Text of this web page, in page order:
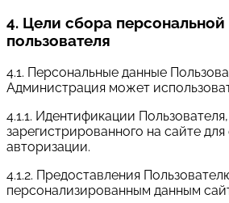
4. Цели сбора
пользователя
4.1. Персональные данные
Администрация может
4.1.1. Идентификации Пользователя,
зарегистрированного на сайте
авторизации.
4.1.2. Предоставления
персонализированным данным